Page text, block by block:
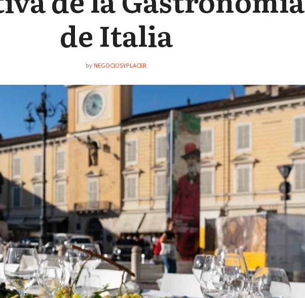
de Italia
by NEGOCIOSYPLACER